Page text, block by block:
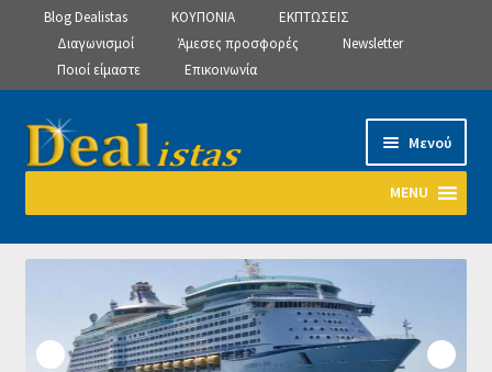
Blog Dealistas ΚΟΥΠΟΝΙΑ
ΕΚΠΤΩΣΕΙΣ
Διαγωνισμοί
Άμεσες προσφορές
Newsletter
Ποιοί είμαστε
Επικοινωνία
Απευθείας
μετάβαση
πλοήγηση
Μετάβαση
σε
Μενού
MENU
Αρχική
Manage Subscriptions
Manage Subscriptions